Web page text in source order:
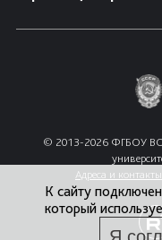
© 2013-2026 ФГБОУ ВО
Адреса и контакты
К сайту
который